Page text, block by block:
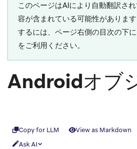
このページはAIにより自動翻訳さ
容が含まれている可能性がありま
するには、ページ右側の目次の下
をご利用ください。
Androidオブ
Copy for LLM View as Markdown
Ask AI